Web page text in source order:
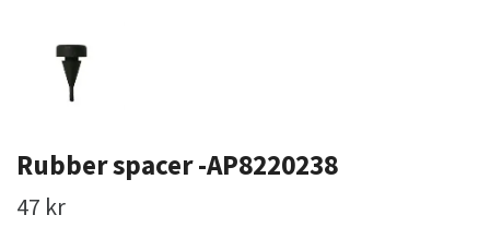
Rubber spacer -AP8220238
47 kr